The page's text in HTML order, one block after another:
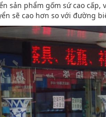
sản phẩm gốm sứ cao cấp,
sẽ cao hơn so với đường